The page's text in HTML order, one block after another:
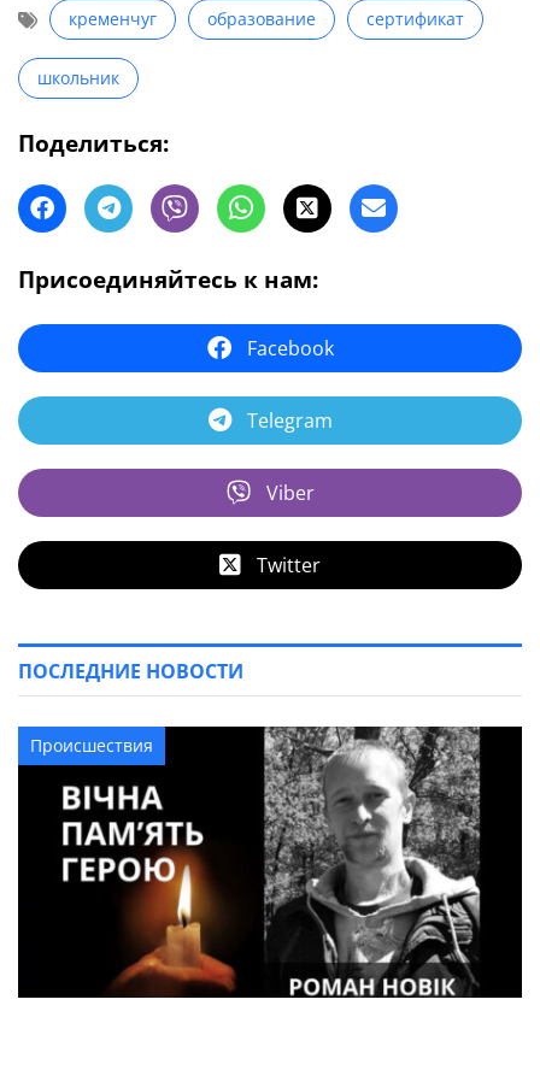
кременчуг образование сертификат
школьник
Поделиться:
Присоединяйтесь к нам:
Facebook
Telegram
Viber
Twitter
ПОСЛЕДНИЕ НОВОСТИ
Происшествия